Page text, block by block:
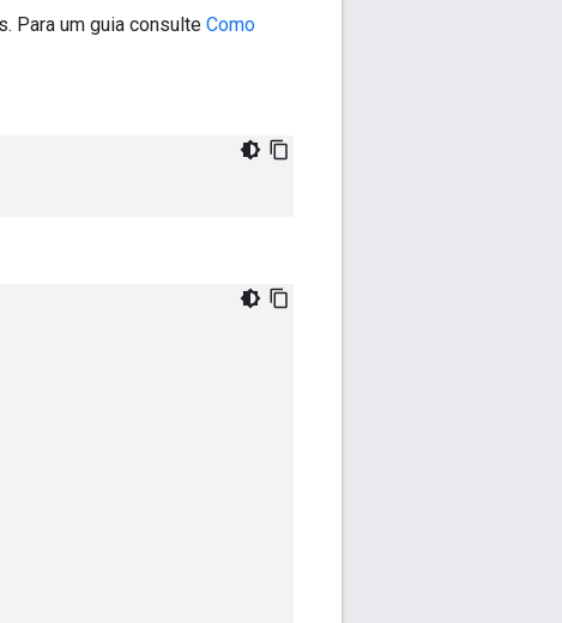
Para um guia consulte Como